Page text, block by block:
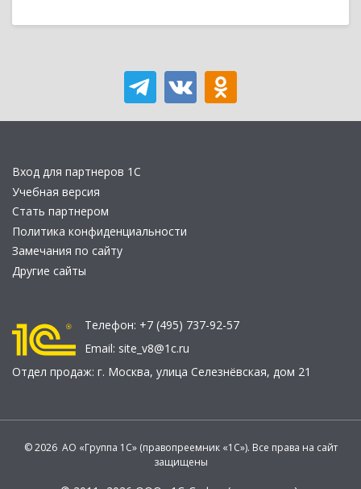
Вход для партнеров 1С
Учебная версия
Стать партнером
Политика конфиденциальности
Замечания по сайту
Другие сайты
Телефон: +7 (495) 737-92-57
Email: site_v8@1c.ru
Отдел продаж: г. Москва, улица Селезнёвская, дом 21
© 2026 АО «Группа 1С» (правопреемник «1С»). Все права на сайт
защищены